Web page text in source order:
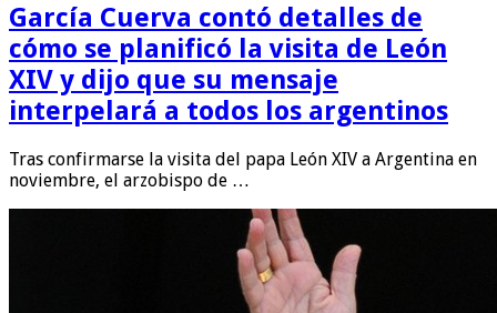
García Cuerva contó detalles de
cómo se planificó la visita de León
XIV y dijo que su mensaje
interpelará a todos los argentinos
Tras confirmarse la visita del papa León XIV a Argentina en
noviembre, el arzobispo de …